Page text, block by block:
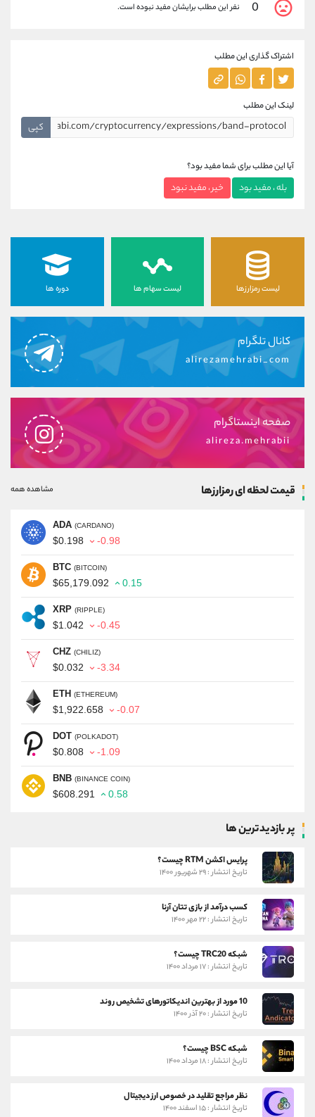
0 نفر این مطلب برایشان مفید نبوده است.
اشتراک گذاری این مطلب
لینک این مطلب
کپی
آیا این مطلب برای شما مفید بود؟
بله ، مفید بود خیر ، مفید نبود
لیست رمزارزها لیست سهام ها دوره ها
کانال تلگرام
alirezamehrabi_com
صفحه اینستاگرام
alireza.mehrabii
قیمت لحظه ای رمزارزها مشاهده همه
ADA (CARDANO)
$0.198 -0.98
BTC (BITCOIN)
$65,179.092 0.15
XRP (RIPPLE)
$1.042 -0.45
CHZ (CHILIZ)
$0.032 -3.34
ETH (ETHEREUM)
$1,922.658 -0.07
DOT (POLKADOT)
$0.808 -1.09
BNB (BINANCE COIN)
$608.291 0.58
پر بازدیدترین ها
پرایس اکشن RTM چیست؟
تاریخ انتشار : ۲۹ شهریور ۱۴۰۰
کسب درآمد از بازی تتان آرنا
تاریخ انتشار : ۲۲ مهر ۱۴۰۰
شبکه TRC20 چیست؟
تاریخ انتشار : ۱۷ مرداد ۱۴۰۰
10 مورد از بهترین اندیکاتورهای تشخیص روند
تاریخ انتشار : ۲۰ آذر ۱۴۰۰
شبکه BSC چیست؟
تاریخ انتشار : ۱۸ مرداد ۱۴۰۰
نظر مراجع تقلید در خصوص ارز دیجیتال
تاریخ انتشار : ۱۵ اسفند ۱۴۰۰